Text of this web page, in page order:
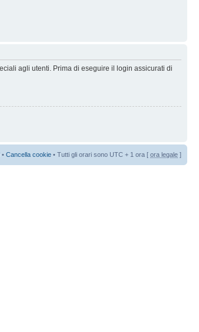
agli utenti. Prima di eseguire il login assicurati di
• Cancella cookie • Tutti gli orari sono UTC + 1 ora [ ora legale ]